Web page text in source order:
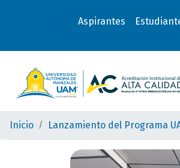
Aspirantes
Inicio Lanzamiento del Programa